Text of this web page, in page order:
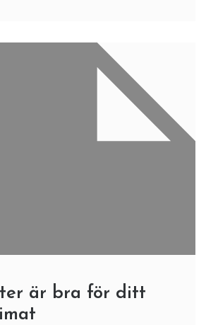
är bra för ditt